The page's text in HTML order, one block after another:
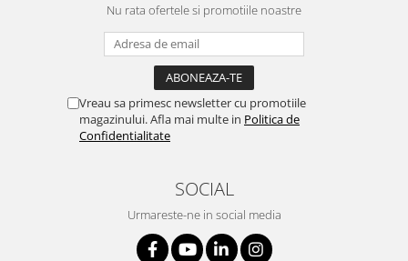
Nu rata ofertele si promotiile noastre
Vreau sa primesc newsletter cu promotiile
magazinului. Afla mai multe in Politica de
Confidentialitate
SOCIAL
Urmareste-ne in social media